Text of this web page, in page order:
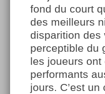
fond du court
des meilleurs
disparition des
perceptible du
les joueurs
performants
jours. C’est